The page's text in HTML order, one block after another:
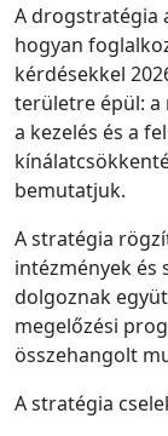
A drogstratégia
hogyan
kérdésekkel
területre épül: a
a kezelés és a
bemutatjuk.
A stratégia
intézmények és
dolgoznak
megelőzési
összehangolt
A stratégia